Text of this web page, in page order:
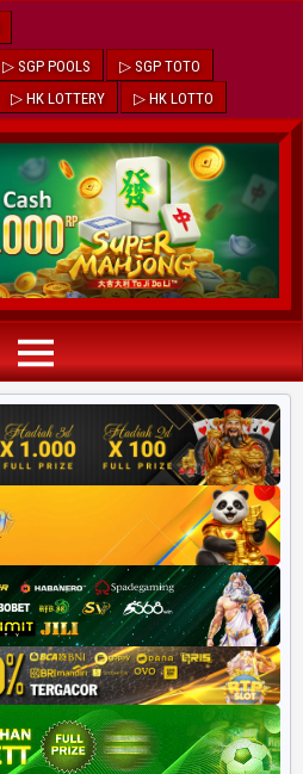
▷ SGP POOLS
▷ SGP TOTO
▷ HK LOTTERY ▷ HK LOTTO